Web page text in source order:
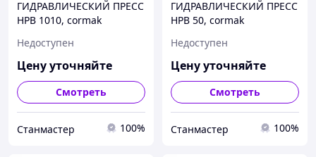
ГИДРАВЛИЧЕСКИЙ ПРЕСС
HPB 1010, cormak
Недоступен
Цену уточняйте
Смотреть
Станмастер 100%
ГИДРАВЛИЧЕСКИЙ ПРЕСС
HPB 50, cormak
Недоступен
Цену уточняйте
Смотреть
Станмастер 100%